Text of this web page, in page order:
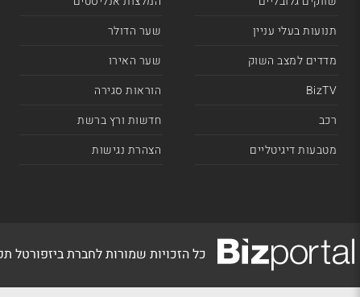
תנועות בעלי עניין
מדדים למצב השוק
BizTV
רכב
מטבעות דיגיטליים
שער הדולר
שער האירו
הוראות סגירה
חדשות ורץ ברשת
הצהרת נגישות
כל הזכויות שמורות לחברת ביזפורטל